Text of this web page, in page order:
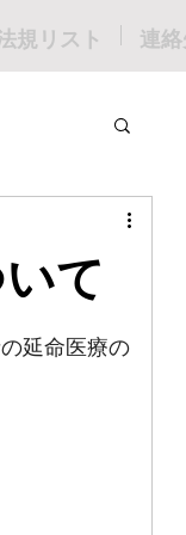
規リスト 連
て
延命医療の